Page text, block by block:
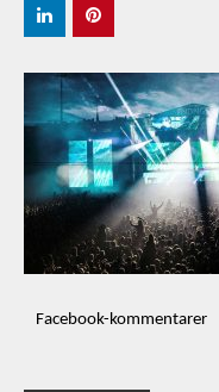
Facebook-kommentarer